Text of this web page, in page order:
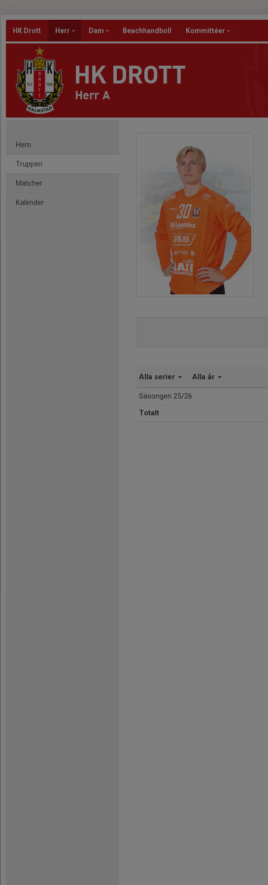
HK Drott Herr Dam Beachhandboll Kommittéer
HK DROTT
Herr A
Hem
Truppen
Matcher
Kalender
Alla serier Alla år
Säsongen 25/26
Totalt